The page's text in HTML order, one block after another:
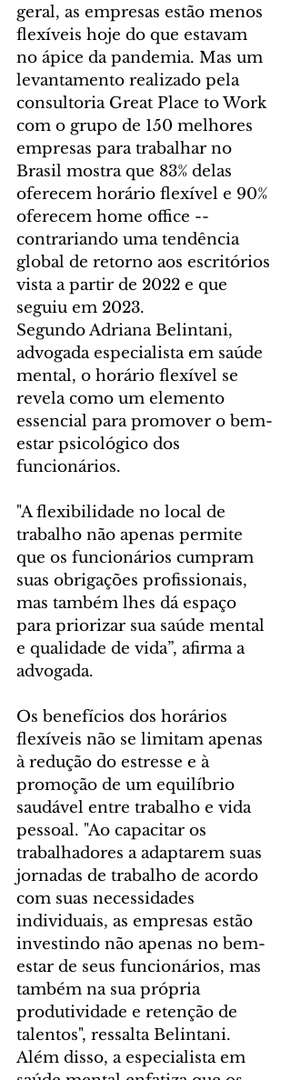
geral, as empresas estão menos
flexíveis hoje do que estavam
no ápice da pandemia. Mas um
levantamento realizado pela
consultoria Great Place to Work
com o grupo de 150 melhores
empresas para trabalhar no
Brasil mostra que 83% delas
oferecem horário flexível e 90%
oferecem home office --
contrariando uma tendência
global de retorno aos escritórios
vista a partir de 2022 e que
seguiu em 2023.
Segundo Adriana Belintani,
advogada especialista em saúde
mental, o horário flexível se
revela como um elemento
essencial para promover o bem-
estar psicológico dos
funcionários.
"A flexibilidade no local de
trabalho não apenas permite
que os funcionários cumpram
suas obrigações profissionais,
mas também lhes dá espaço
para priorizar sua saúde mental
e qualidade de vida”, afirma a
advogada.
Os benefícios dos horários
flexíveis não se limitam apenas
à redução do estresse e à
promoção de um equilíbrio
saudável entre trabalho e vida
pessoal. "Ao capacitar os
trabalhadores a adaptarem suas
jornadas de trabalho de acordo
com suas necessidades
individuais, as empresas estão
investindo não apenas no bem-
estar de seus funcionários, mas
também na sua própria
produtividade e retenção de
talentos", ressalta Belintani.
Além disso, a especialista em